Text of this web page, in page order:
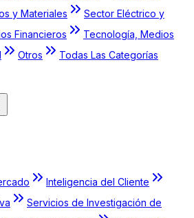
y Materiales
Sector Eléctrico y
Financieros
Tecnología, Medios
Otros Todas Las Categorías
Inteligencia del Cliente
Servicios de Investigación de